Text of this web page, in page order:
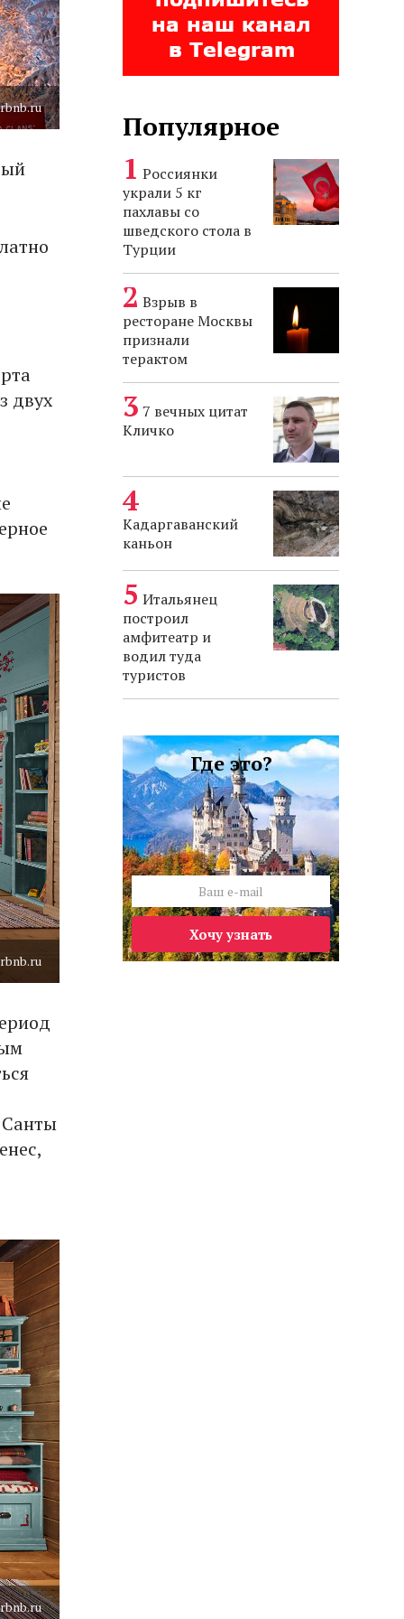
двух
Санты
Популярное
Россиянки
украли 5 кг
пахлавы со
шведского стола в
Турции
Взрыв в
ресторане Москвы
признали
терактом
7 вечных цитат
Кличко
Кадаргаванский
каньон
Итальянец
построил
амфитеатр и
водил туда
туристов
Где это?
Хочу узнать